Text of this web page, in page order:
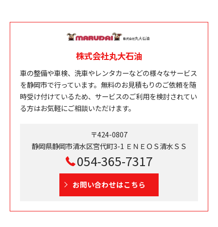
株式会社丸大石油
車の整備や車検、洗車やレンタカーなどの様々なサービス
を静岡市で行っています。無料のお見積もりのご依頼を随
時受け付けているため、サービスのご利用を検討されてい
る方はお気軽にご相談いただけます。
〒424-0807
静岡県静岡市清水区宮代町3-1 ＥＮＥＯＳ清水ＳＳ
054-365-7317
お問い合わせはこちら